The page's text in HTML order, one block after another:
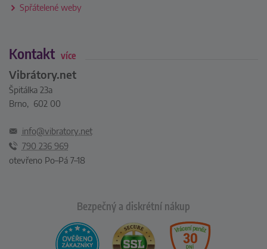
Spřátelené weby
Kontakt více
Vibrátory.net
Špitálka 23a
Brno, 602 00
info@vibratory.net
790 236 969
otevřeno Po–Pá 7–18
Bezpečný a diskrétní nákup